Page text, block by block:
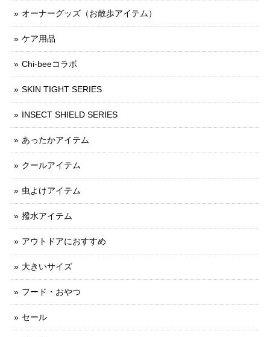
オーナーグッズ（お散歩アイテム）
ケア用品
Chi-beeコラボ
SKIN TIGHT SERIES
INSECT SHIELD SERIES
あったかアイテム
クールアイテム
虫よけアイテム
撥水アイテム
アウトドアにおすすめ
大きいサイズ
フード・おやつ
セール